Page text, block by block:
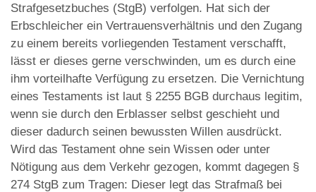
Strafgesetzbuches (StgB) verfolgen. Hat sich der
Erbschleicher ein Vertrauensverhältnis und den Zugang
zu einem bereits vorliegenden Testament verschafft,
lässt er dieses gerne verschwinden, um es durch eine
ihm vorteilhafte Verfügung zu ersetzen. Die Vernichtung
eines Testaments ist laut § 2255 BGB durchaus legitim,
wenn sie durch den Erblasser selbst geschieht und
dieser dadurch seinen bewussten Willen ausdrückt.
Wird das Testament ohne sein Wissen oder unter
Nötigung aus dem Verkehr gezogen, kommt dagegen §
274 StgB zum Tragen: Dieser legt das Strafmaß bei